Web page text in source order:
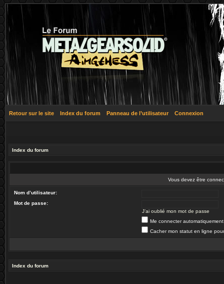
Retour sur le site Index du forum Panneau de l’utilisateur Connexion
Index du forum
Vous devez être
Nom d’utilisateur:
Mot de passe:
J’ai oublié mon mot de passe
Me connecter
Cacher mon statut en ligne
Index du forum